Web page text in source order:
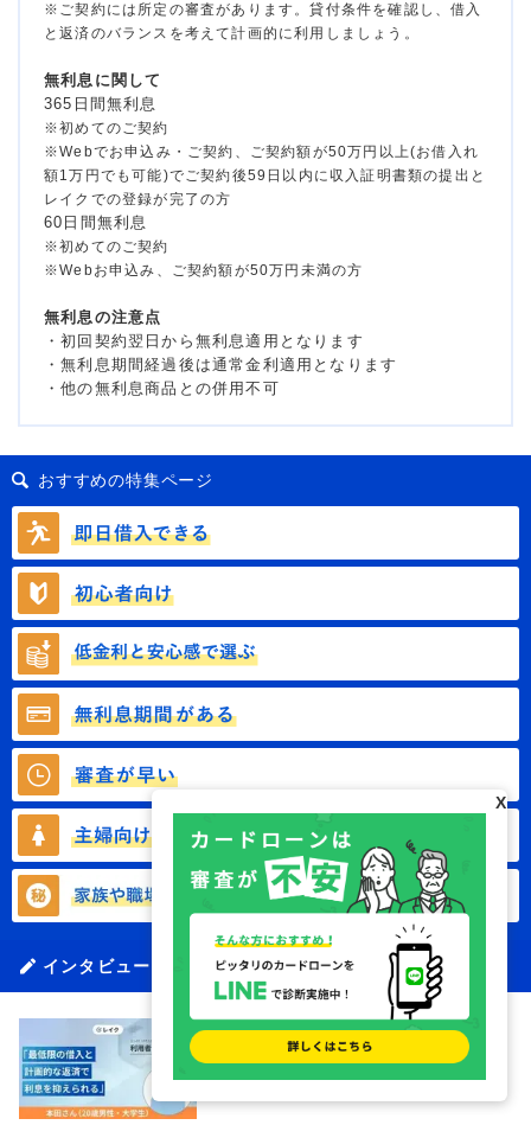
※ご契約には所定の審査があります。貸付条件を確認し、借入
と返済のバランスを考えて計画的に利用しましょう。
無利息に関して
365日間無利息
※初めてのご契約
※Webでお申込み・ご契約、ご契約額が50万円以上(お借入れ
額1万円でも可能)でご契約後59日以内に収入証明書類の提出と
レイクでの登録が完了の方
60日間無利息
※初めてのご契約
※Webお申込み、ご契約額が50万円未満の方
無利息の注意点
・初回契約翌日から無利息適用となります
・無利息期間経過後は通常金利適用となります
・他の無利息商品との併用不可
おすすめの特集ページ
インタビューに関する記事一覧
レイクはやばい？｜実際に利用した
本田さんの体験談（20歳・学生）
X